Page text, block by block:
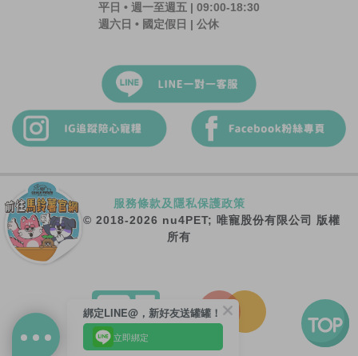
平日 • 週一至週五 | 09:00-18:30
週六日 • 國定假日 | 公休
服務條款及隱私保護政策
Copyright © 2018-2026 nu4PET; 唯寵股份有限公司 版權
所有
綁定LINE@，新好友送罐罐！
立即綁定